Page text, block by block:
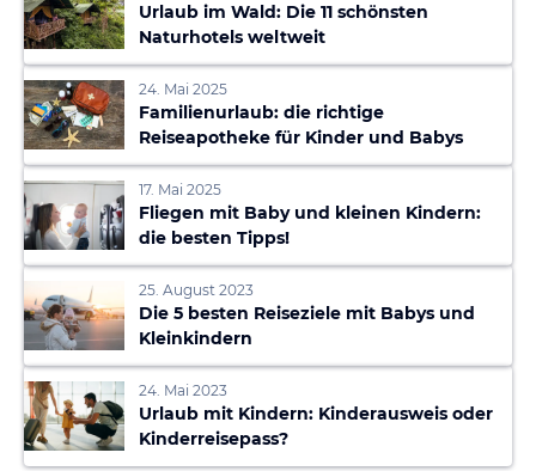
Urlaub im Wald: Die 11 schönsten
Naturhotels weltweit
24. Mai 2025
Familienurlaub: die richtige
Reiseapotheke für Kinder und Babys
17. Mai 2025
Fliegen mit Baby und kleinen Kindern:
die besten Tipps!
25. August 2023
Die 5 besten Reiseziele mit Babys und
Kleinkindern
24. Mai 2023
Urlaub mit Kindern: Kinderausweis oder
Kinderreisepass?